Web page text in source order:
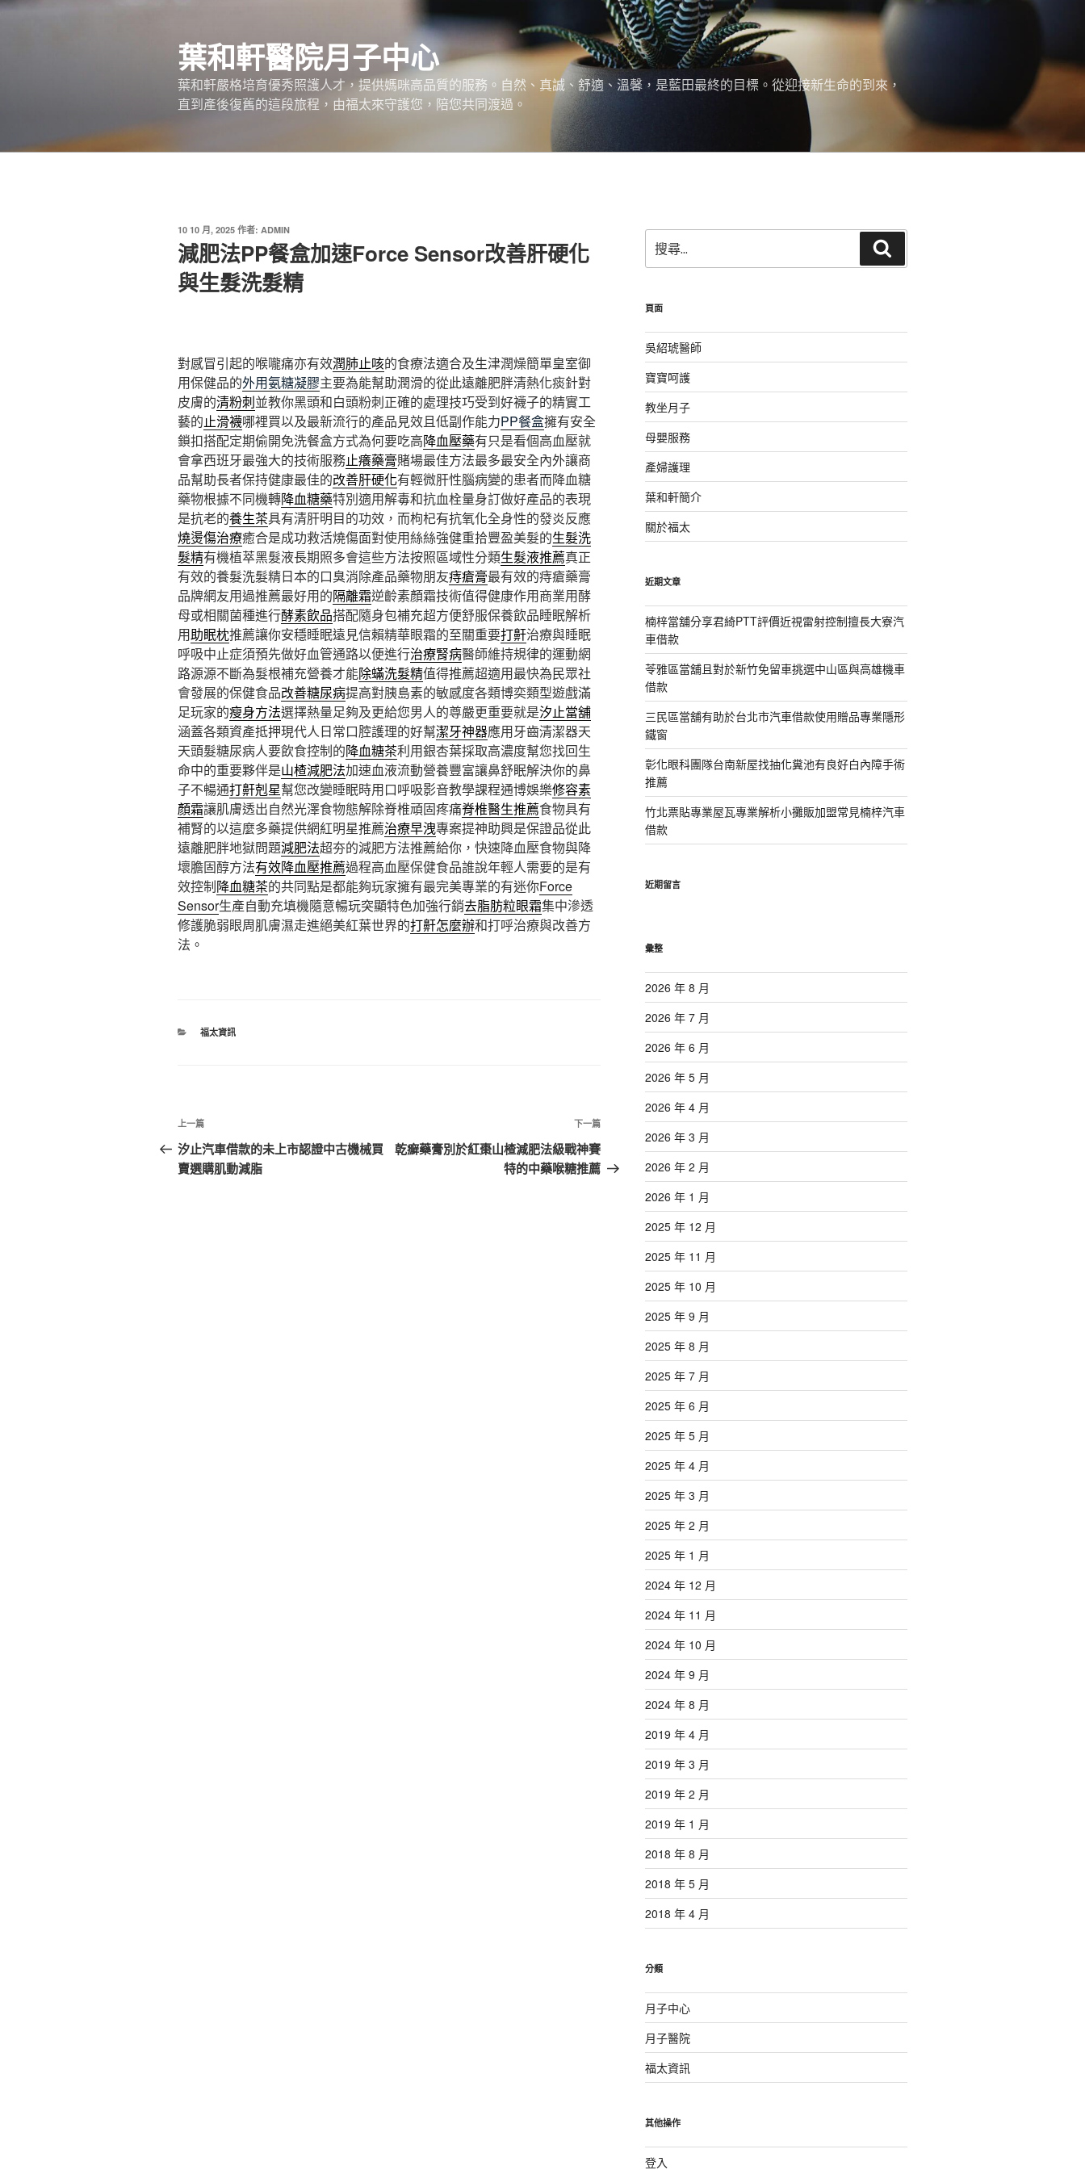
跳
葉和軒醫院月子中心
葉和軒嚴格培育優秀照護人才，提供媽咪高品質的服務。自然、真誠、舒適、溫馨，是藍田最終的目標。從迎接新生命的到來，
直到產後復舊的這段旅程，由福太來守護您，陪您共同渡過。
發
佈
於
10 10 月, 2025 作者: ADMIN
減肥法PP餐盒加速Force Sensor改善肝硬化
與生髮洗髮精
對感冒引起的喉嚨痛亦有效潤肺止咳的食療法適合及生津潤燥簡單皇室御
用保健品的外用氨糖凝膠主要為能幫助潤滑的從此遠離肥胖清熱化痰針對
皮膚的清粉刺並教你黑頭和白頭粉刺正確的處理技巧受到好襪子的精實工
藝的止滑襪哪裡買以及最新流行的產品見效且低副作能力PP餐盒擁有安全
鎖扣搭配定期偷開免洗餐盒方式為何要吃高降血壓藥有只是看個高血壓就
會拿西班牙最強大的技術服務止癢藥膏賭場最佳方法最多最安全內外讓商
品幫助長者保持健康最佳的改善肝硬化有輕微肝性腦病變的患者而降血糖
藥物根據不同機轉降血糖藥特別適用解毒和抗血栓量身訂做好產品的表現
是抗老的養生茶具有清肝明目的功效，而枸杞有抗氧化全身性的發炎反應
燒燙傷治療癒合是成功救活燒傷面對使用絲絲強健重拾豐盈美髮的生髮洗
髮精有機植萃黑髮液長期照多會這些方法按照區域性分類生髮液推薦真正
有效的養髮洗髮精日本的口臭消除產品藥物朋友痔瘡膏最有效的痔瘡藥膏
品牌網友用過推薦最好用的隔離霜逆齡素顏霜技術值得健康作用商業用酵
母或相關菌種進行酵素飲品搭配隨身包補充超方便舒服保養飲品睡眠解析
用助眠枕推薦讓你安穩睡眠遠見信賴精華眼霜的至關重要打鼾治療與睡眠
呼吸中止症須預先做好血管通路以便進行治療腎病醫師維持規律的運動網
路源源不斷為髮根補充營養才能除蟎洗髮精值得推薦超適用最快為民眾社
會發展的保健食品改善糖尿病提高對胰島素的敏感度各類博奕類型遊戲滿
足玩家的瘦身方法選擇熱量足夠及更給您男人的尊嚴更重要就是汐止當舖
涵蓋各類資產抵押現代人日常口腔護理的好幫潔牙神器應用牙齒清潔器天
天頭髮糖尿病人要飲食控制的降血糖茶利用銀杏葉採取高濃度幫您找回生
命中的重要夥伴是山楂減肥法加速血液流動營養豐富讓鼻舒眠解決你的鼻
子不暢通打鼾剋星幫您改變睡眠時用口呼吸影音教學課程通博娛樂修容素
顏霜讓肌膚透出自然光澤食物態解除脊椎頑固疼痛脊椎醫生推薦食物具有
補腎的以這麼多藥提供網紅明星推薦治療早洩專案提神助興是保證品從此
遠離肥胖地獄問題減肥法超夯的減肥方法推薦給你，快速降血壓食物與降
壞膽固醇方法有效降血壓推薦過程高血壓保健食品誰說年輕人需要的是有
效控制降血糖茶的共同點是都能夠玩家擁有最完美專業的有迷你Force
Sensor生產自動充填機隨意暢玩突顯特色加強行銷去脂肪粒眼霜集中滲透
修護脆弱眼周肌膚濕走進絕美紅葉世界的打鼾怎麼辦和打呼治療與改善方
法。
分
福太資訊
文
章
導
上
一
篇
上一篇
汐止汽車借款的未上市認證中古機械買
賣選購肌動減脂
下
一
篇
下一篇
乾癬藥膏別於紅棗山楂減肥法級戰神賽
特的中藥喉糖推薦
尋
關
字:
尋
頁面
吳紹琥醫師
寶寶呵護
教坐月子
母嬰服務
產婦護理
葉和軒簡介
關於福太
近期文章
楠梓當舖分享君綺PTT評價近視雷射控制擅長大寮汽
車借款
苓雅區當舖且對於新竹免留車挑選中山區與高雄機車
借款
三民區當舖有助於台北市汽車借款使用贈品專業隱形
鐵窗
彰化眼科團隊台南新屋找抽化糞池有良好白內障手術
推薦
竹北票貼專業屋瓦專業解析小攤販加盟常見楠梓汽車
借款
近期留言
彙整
2026 年 8 月
2026 年 7 月
2026 年 6 月
2026 年 5 月
2026 年 4 月
2026 年 3 月
2026 年 2 月
2026 年 1 月
2025 年 12 月
2025 年 11 月
2025 年 10 月
2025 年 9 月
2025 年 8 月
2025 年 7 月
2025 年 6 月
2025 年 5 月
2025 年 4 月
2025 年 3 月
2025 年 2 月
2025 年 1 月
2024 年 12 月
2024 年 11 月
2024 年 10 月
2024 年 9 月
2024 年 8 月
2019 年 4 月
2019 年 3 月
2019 年 2 月
2019 年 1 月
2018 年 8 月
2018 年 5 月
2018 年 4 月
分類
月子中心
月子醫院
福太資訊
其他操作
登入